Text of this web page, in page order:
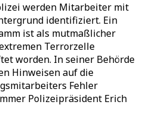
werden Mitarbeiter mit
identifiziert. Ein
ist als mutmaßlicher
Terrorzelle
worden. In seiner Behörde
Hinweisen auf die
Fehler
Polizeipräsident Erich